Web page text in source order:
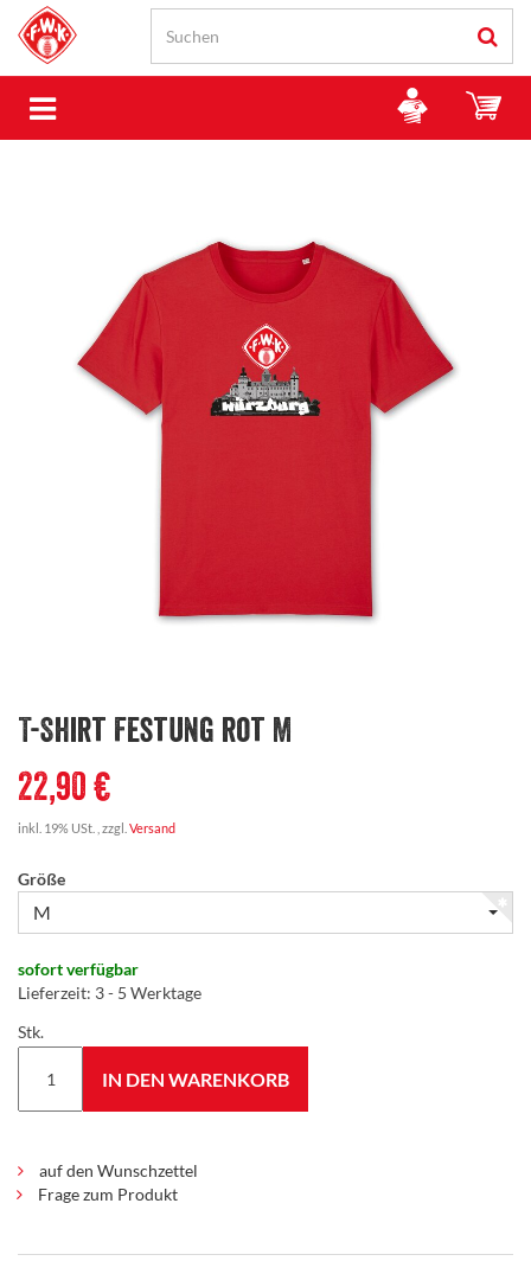
T-Shirt Festung rot M
22,90 €
inkl. 19% USt. , zzgl. Versand
Größe
M
sofort verfügbar
Lieferzeit: 3 - 5 Werktage
Stk.
IN DEN WARENKORB
auf den Wunschzettel
Frage zum Produkt